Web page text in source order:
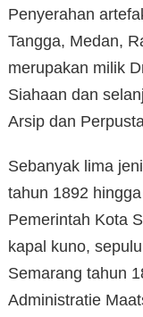
Penyerahan
Tangga, Medan,
merupakan milik
Siahaan dan
Arsip dan
Sebanyak lima
tahun 1892
Pemerintah Kota
kapal kuno,
Semarang tahun
Administratie